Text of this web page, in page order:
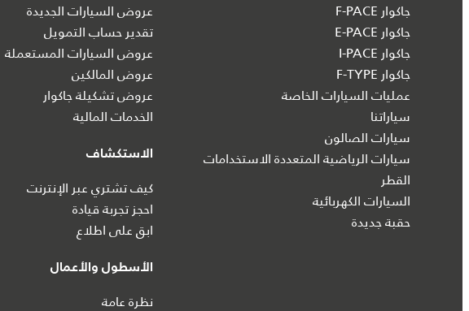
جاكوار F-PACE
جاكوار E-PACE
جاكوار I‑PACE
جاكوار F-TYPE
عمليات السيارات الخاصة
سياراتنا
سيارات الصالون
سيارات الرياضية المتعددة الاستخدامات
القطر
السيارات الكهربائية
حقبة جديدة
عروض السيارات الجديدة
تقدير حساب التمويل
عروض السيارات المستعملة
عروض المالكين
عروض تشكيلة جاكوار
الخدمات المالية
الاستكشاف
كيف تشتري عبر الإنترنت
احجز تجربة قيادة
ابق على اطلاع
الأسطول والأعمال
نظرة عامة